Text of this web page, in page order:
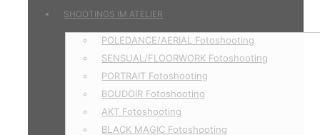
SHOOTINGS IM ATELIER
POLEDANCE/AERIAL Fotoshooting
SENSUAL/FLOORWORK Fotoshooting
PORTRAIT Fotoshooting
BOUDOIR Fotoshooting
AKT Fotoshooting
BLACK MAGIC Fotoshooting